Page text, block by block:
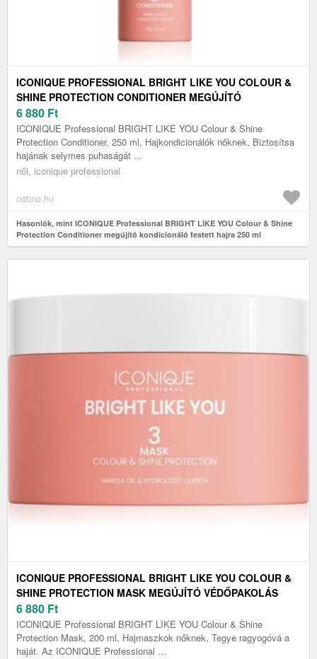
ICONIQUE PROFESSIONAL BRIGHT LIKE YOU COLOUR &
SHINE PROTECTION CONDITIONER MEGÚJÍTÓ
KONDICIONÁLÓ FESTETT HAJRA 250 ML
6 880 Ft
ICONIQUE Professional BRIGHT LIKE YOU Colour & Shine
Protection Conditioner, 250 ml, Hajkondicionálók nőknek, Biztosítsa
hajának selymes puhaságát ...
női, iconique professional
notino.hu
Hasonlók, mint ICONIQUE Professional BRIGHT LIKE YOU Colour & Shine
Protection Conditioner megújító kondicionáló festett hajra 250 ml
ICONIQUE PROFESSIONAL BRIGHT LIKE YOU COLOUR &
SHINE PROTECTION MASK MEGÚJÍTÓ VÉDŐPAKOLÁS
FESTETT HAJRA 200 ML
6 880 Ft
ICONIQUE Professional BRIGHT LIKE YOU Colour & Shine
Protection Mask, 200 ml, Hajmaszkok nőknek, Tegye ragyogóvá a
haját. Az ICONIQUE Professional ...